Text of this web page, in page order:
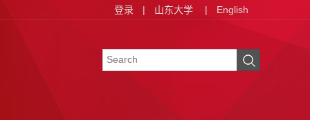
登录 | 山东大学 | English